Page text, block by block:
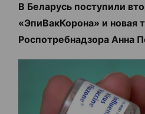
В Беларусь поступили
«ЭпиВакКорона» и новая
Роспотребнадзора Анна